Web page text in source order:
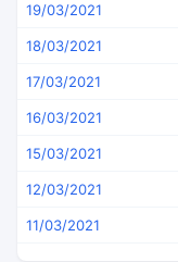
19/03/2021
18/03/2021
17/03/2021
16/03/2021
15/03/2021
12/03/2021
11/03/2021